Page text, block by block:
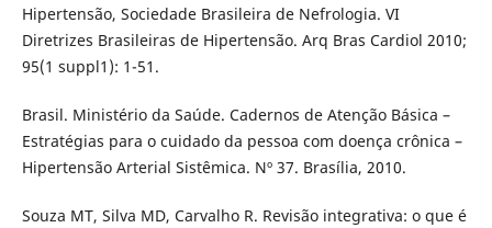
Hipertensão, Sociedade Brasileira de Nefrologia. VI
Diretrizes Brasileiras de Hipertensão. Arq Bras Cardiol 2010;
95(1 suppl1): 1-51.
Brasil. Ministério da Saúde. Cadernos de Atenção Básica –
Estratégias para o cuidado da pessoa com doença crônica –
Hipertensão Arterial Sistêmica. Nº 37. Brasília, 2010.
Souza MT, Silva MD, Carvalho R. Revisão integrativa: o que é